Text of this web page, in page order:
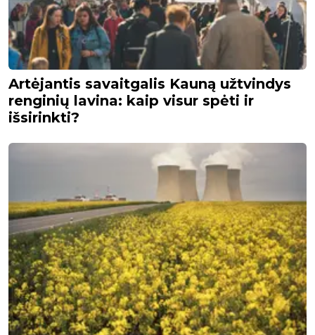
Artėjantis savaitgalis Kauną užtvindys
renginių lavina: kaip visur spėti ir
išsirinkti?